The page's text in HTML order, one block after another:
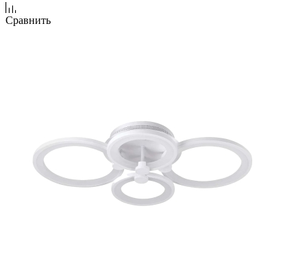
Сравнить